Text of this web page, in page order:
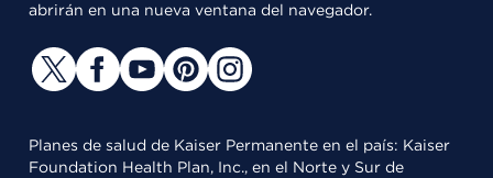
abrirán en una nueva ventana del navegador.
Planes de salud de Kaiser Permanente en el país: Kaiser
Foundation Health Plan, Inc., en el Norte y Sur de